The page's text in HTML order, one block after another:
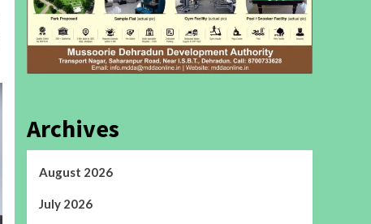
Archives
August 2026
July 2026